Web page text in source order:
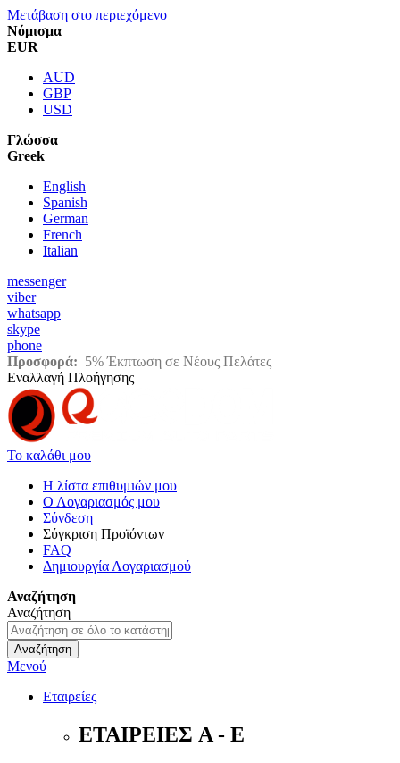
Μετάβαση στο περιεχόμενο
Νόμισμα
EUR
AUD
GBP
USD
Γλώσσα
Greek
English
Spanish
German
French
Italian
messenger
viber
whatsapp
skype
phone
Προσφορά: 5% Έκπτωση σε Νέους Πελάτες
Εναλλαγή Πλοήγησης
Το καλάθι μου
Η λίστα επιθυμιών μου
Ο Λογαριασμός μου
Σύνδεση
Σύγκριση Προϊόντων
FAQ
Δημιουργία Λογαριασμού
Αναζήτηση
Αναζήτηση
Αναζήτηση
Μενού
Εταιρείες
ΕΤΑΙΡΕΙΕΣ A - E